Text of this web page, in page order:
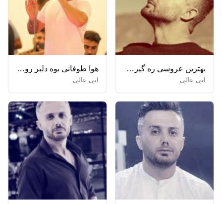
بهترین عروسی ره گیرمه تیسه جان جان + ریمیکس
ابی عالی
هوا طوفانی بوه دلبر روانی بوه
ابی عالی